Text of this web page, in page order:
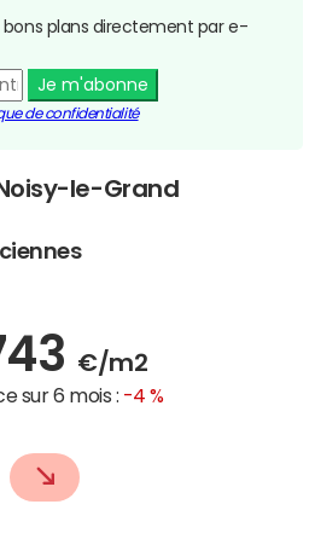
bons plans directement par e-
Je m'abonne
de confidentialité
le-Grand
€/m2
sur 6 mois : -4 %